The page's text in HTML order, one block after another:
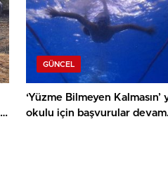
GÜNCEL
‘Yüzme Bilmeyen Kalmasın’
okulu için başvurular devam